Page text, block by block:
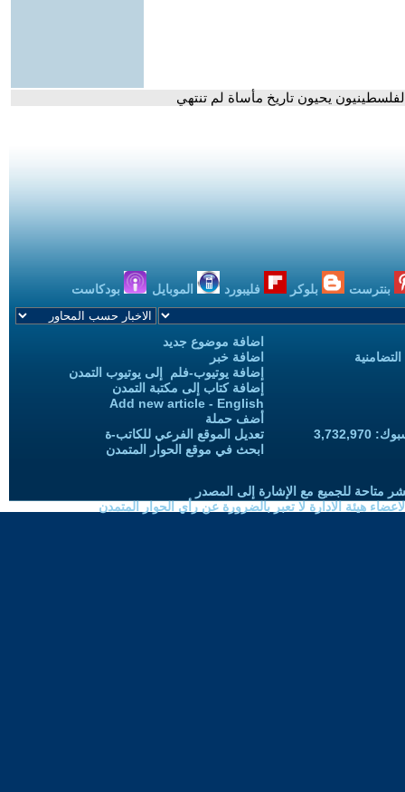
يحيون تاريخ مأساة لم تنتهي
بنترست بلوكر فليبورد الموبايل بودكاست
اضافة موضوع جديد
اضافة خبر
إضافة يوتيوب-فلم إلى يوتيوب التمدن
إضافة كتاب إلى مكتبة التمدن
Add new article - English
أضف حملة
تعديل الموقع الفرعي للكاتب-ة
ابحث في موقع الحوار المتمدن
متاحة للجميع مع الإشارة إلى المصدر
هيئة الادارة لا تعبر بالضرورة عن رأي الحوار المتمدن